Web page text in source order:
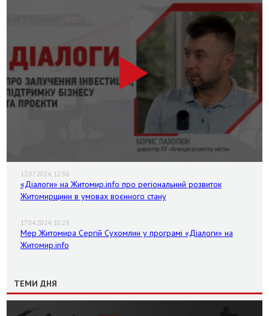
12.07.2024, 12:36
«Діалоги» на Житомир.info про регіональний розвиток
Житомирщини в умовах воєнного стану
17.04.2024, 10:29
Мер Житомира Сергій Сухомлин у програмі «Діалоги» на
Житомир.info
ТЕМИ ДНЯ